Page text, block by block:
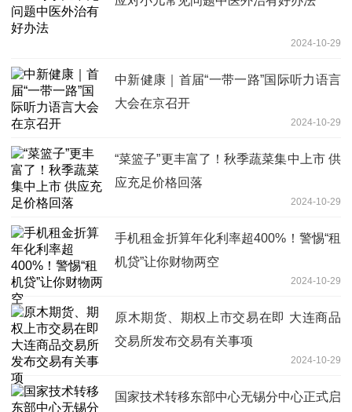
2024-10-29
中新健康｜首届“一带一路”国际听力语言
大会在京召开
2024-10-29
“菜篮子”更丰富了！秋季蔬菜集中上市 供
应充足价格回落
2024-10-29
手机租金折算年化利率超400%！警惕“租
机贷”让你财物两空
2024-10-29
原木期货、期权上市交易在即 大连商品
交易所发布交易有关事项
2024-10-29
国家技术转移东部中心无锡分中心正式启